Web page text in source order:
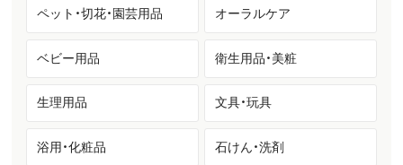
ペット・切花・園芸用品 オーラルケア
ベビー用品 衛生用品・美粧
生理用品 文具・玩具
浴用・化粧品 石けん・洗剤